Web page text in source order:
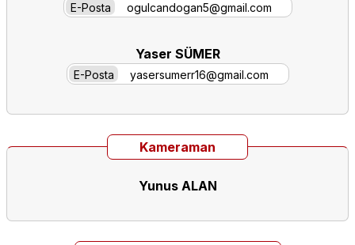
E-Posta ogulcandogan5@gmail.com
Yaser SÜMER
E-Posta yasersumerr16@gmail.com
Kameraman
Yunus ALAN